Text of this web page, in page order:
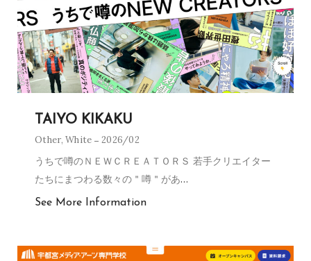
TAIYO KIKAKU
Other,White 2026/02
うちで噂のＮＥＷＣＲＥＡＴＯＲＳ 若手クリエイター
たちにまつわる数々の＂噂＂があ…
See More Information